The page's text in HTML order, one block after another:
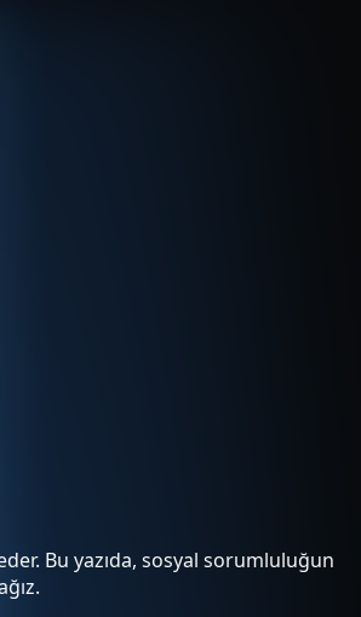
Bu yazıda, sosyal sorumluluğun